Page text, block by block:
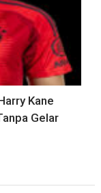
Kane
Gelar